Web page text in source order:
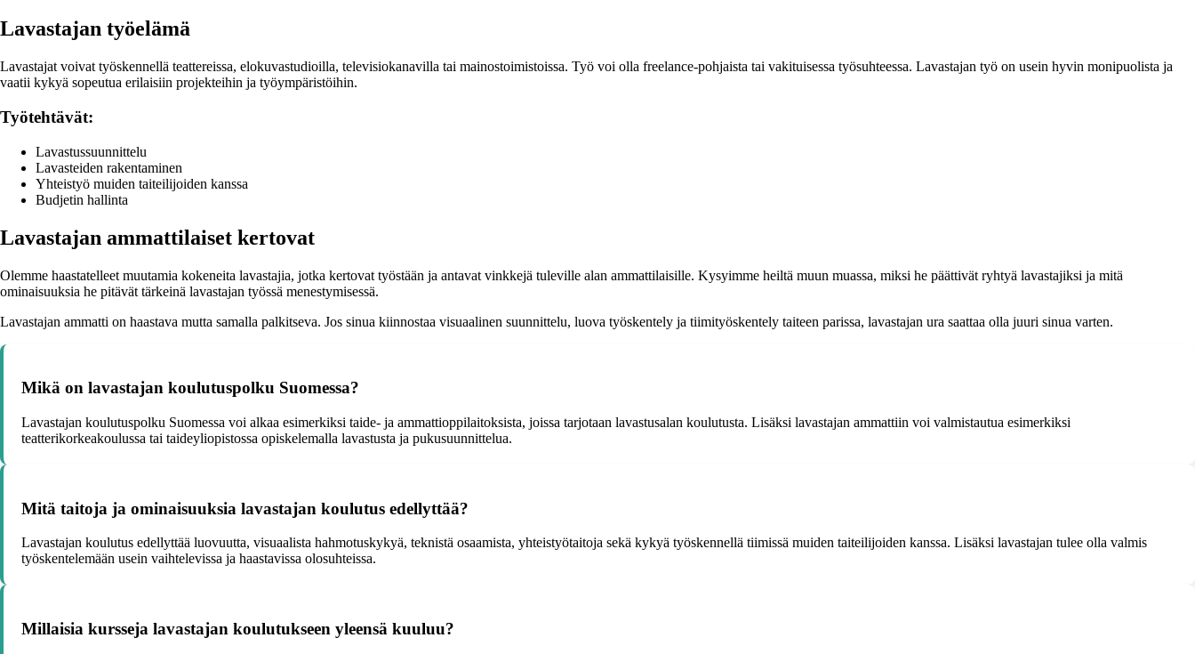
Lavastajan työelämä
Lavastajat voivat työskennellä teattereissa, elokuvastudioilla, televisiokanavilla tai mainostoimistoissa. Työ voi olla freelance-pohjaista tai vakituisessa työsuhteessa. Lavastajan työ on usein hyvin monipuolista ja
vaatii kykyä sopeutua erilaisiin projekteihin ja työympäristöihin.
Työtehtävät:
Lavastussuunnittelu
Lavasteiden rakentaminen
Yhteistyö muiden taiteilijoiden kanssa
Budjetin hallinta
Lavastajan ammattilaiset kertovat
Olemme haastatelleet muutamia kokeneita lavastajia, jotka kertovat työstään ja antavat vinkkejä tuleville alan ammattilaisille. Kysyimme heiltä muun muassa, miksi he päättivät ryhtyä lavastajiksi ja mitä
ominaisuuksia he pitävät tärkeinä lavastajan työssä menestymisessä.
Lavastajan ammatti on haastava mutta samalla palkitseva. Jos sinua kiinnostaa visuaalinen suunnittelu, luova työskentely ja tiimityöskentely taiteen parissa, lavastajan ura saattaa olla juuri sinua varten.
Mikä on lavastajan koulutuspolku Suomessa?
Lavastajan koulutuspolku Suomessa voi alkaa esimerkiksi taide- ja ammattioppilaitoksista, joissa tarjotaan lavastusalan koulutusta. Lisäksi lavastajan ammattiin voi valmistautua esimerkiksi
teatterikorkeakoulussa tai taideyliopistossa opiskelemalla lavastusta ja pukusuunnittelua.
Mitä taitoja ja ominaisuuksia lavastajan koulutus edellyttää?
Lavastajan koulutus edellyttää luovuutta, visuaalista hahmotuskykyä, teknistä osaamista, yhteistyötaitoja sekä kykyä työskennellä tiimissä muiden taiteilijoiden kanssa. Lisäksi lavastajan tulee olla valmis
työskentelemään usein vaihtelevissa ja haastavissa olosuhteissa.
Millaisia kursseja lavastajan koulutukseen yleensä kuuluu?